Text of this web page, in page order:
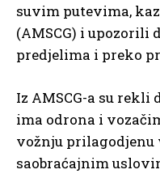
suvim putevima,
(AMSCG) i upozorili
predjelima i preko
Iz AMSCG-a su
ima odrona i
vožnju
saobraćajnim